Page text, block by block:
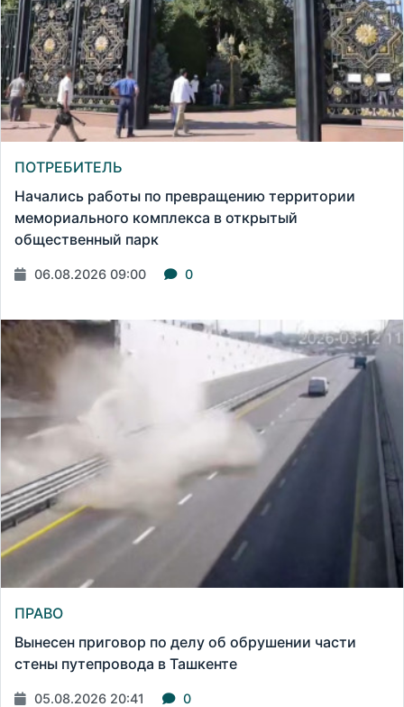
ПОТРЕБИТЕЛЬ
Начались работы по превращению территории
мемориального комплекса в открытый
общественный парк
06.08.2026 09:00 0
ПРАВО
Вынесен приговор по делу об обрушении части
стены путепровода в Ташкенте
05.08.2026 20:41 0